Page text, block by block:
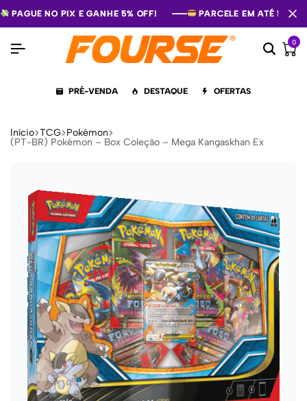
PAGUE NO PIX E GANHE 5% OFF! PARCELE EM ATÉ 12X
PAGUE NO PIX E GANHE 5% OFF! PARCELE EM ATÉ 12X
PAGUE NO PIX E GANHE 5% OFF! PARCELE EM ATÉ 12X
0
PRÉ-VENDA DESTAQUE OFERTAS
Início TCG Pokémon
(PT-BR) Pokémon – Box Coleção – Mega Kangaskhan Ex